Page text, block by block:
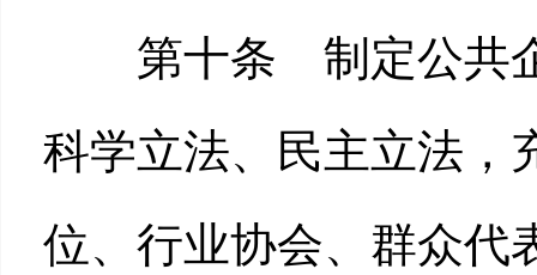
第十条 制定公共企
科学立法、民主立法，
位、行业协会、群众代